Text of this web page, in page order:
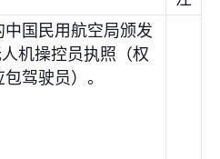
中国民用航空局颁发
机操控员执照（权
驾驶员）。